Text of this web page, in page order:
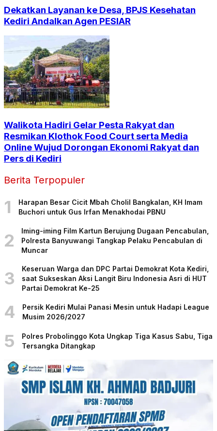
Dekatkan Layanan ke Desa, BPJS Kesehatan
Kediri Andalkan Agen PESIAR
Walikota Hadiri Gelar Pesta Rakyat dan
Resmikan Klothok Food Court serta Media
Online Wujud Dorongan Ekonomi Rakyat dan
Pers di Kediri
Berita Terpopuler
1
Harapan Besar Cicit Mbah Cholil Bangkalan, KH Imam
Buchori untuk Gus Irfan Menakhodai PBNU
2
Iming-iming Film Kartun Berujung Dugaan Pencabulan,
Polresta Banyuwangi Tangkap Pelaku Pencabulan di
Muncar
3
Keseruan Warga dan DPC Partai Demokrat Kota Kediri,
saat Sukseskan Aksi Langit Biru Indonesia Asri di HUT
Partai Demokrat Ke-25
4
Persik Kediri Mulai Panasi Mesin untuk Hadapi League
Musim 2026/2027
5
Polres Probolinggo Kota Ungkap Tiga Kasus Sabu, Tiga
Tersangka Ditangkap